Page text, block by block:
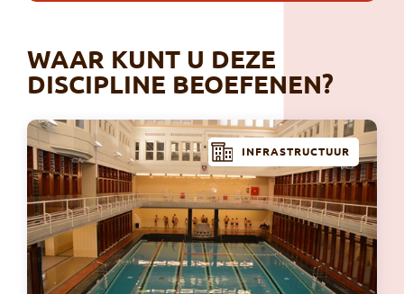
WAAR KUNT U DEZE
DISCIPLINE BEOEFENEN?
INFRASTRUCTUUR